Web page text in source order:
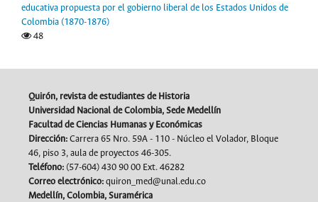
educativa propuesta por el gobierno liberal de los Estados Unidos de
Colombia (1870-1876)
48
Quirón, revista de estudiantes de Historia
Universidad Nacional de Colombia, Sede Medellín
Facultad de Ciencias Humanas y Económicas
Dirección: Carrera 65 Nro. 59A - 110 - Núcleo el Volador, Bloque
46, piso 3, aula de proyectos 46-305.
Teléfono: (57-604) 430 90 00 Ext. 46282
Correo electrónico: quiron_med@unal.edu.co
Medellín, Colombia, Suramérica